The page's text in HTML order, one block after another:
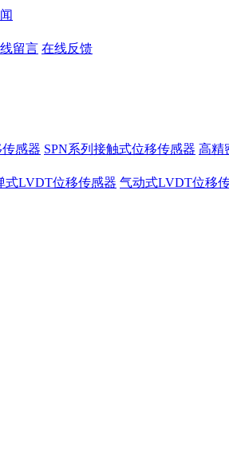
留言 在线反馈
感器 SPN系列接触式位移传感器 高精
式LVDT位移传感器 气动式LVDT位移